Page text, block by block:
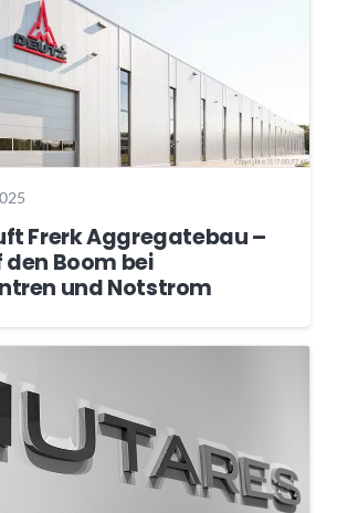
Frerk Aggregatebau –
Boom bei
und Notstrom